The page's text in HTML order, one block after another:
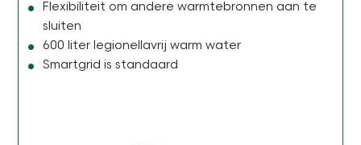
Flexibiliteit om andere warmtebronnen aan te
sluiten
600 liter legionellavrij warm water
Smartgrid is standaard